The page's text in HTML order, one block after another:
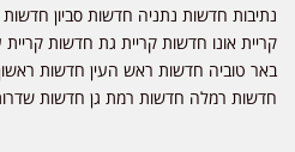
נתיבות חדשות נתניה חדשות סביון
קריית אונו חדשות קריית גת חדשות
באר טוביה חדשות ראש העין חדשות
חדשות רמלה חדשות רמת גן חדשות